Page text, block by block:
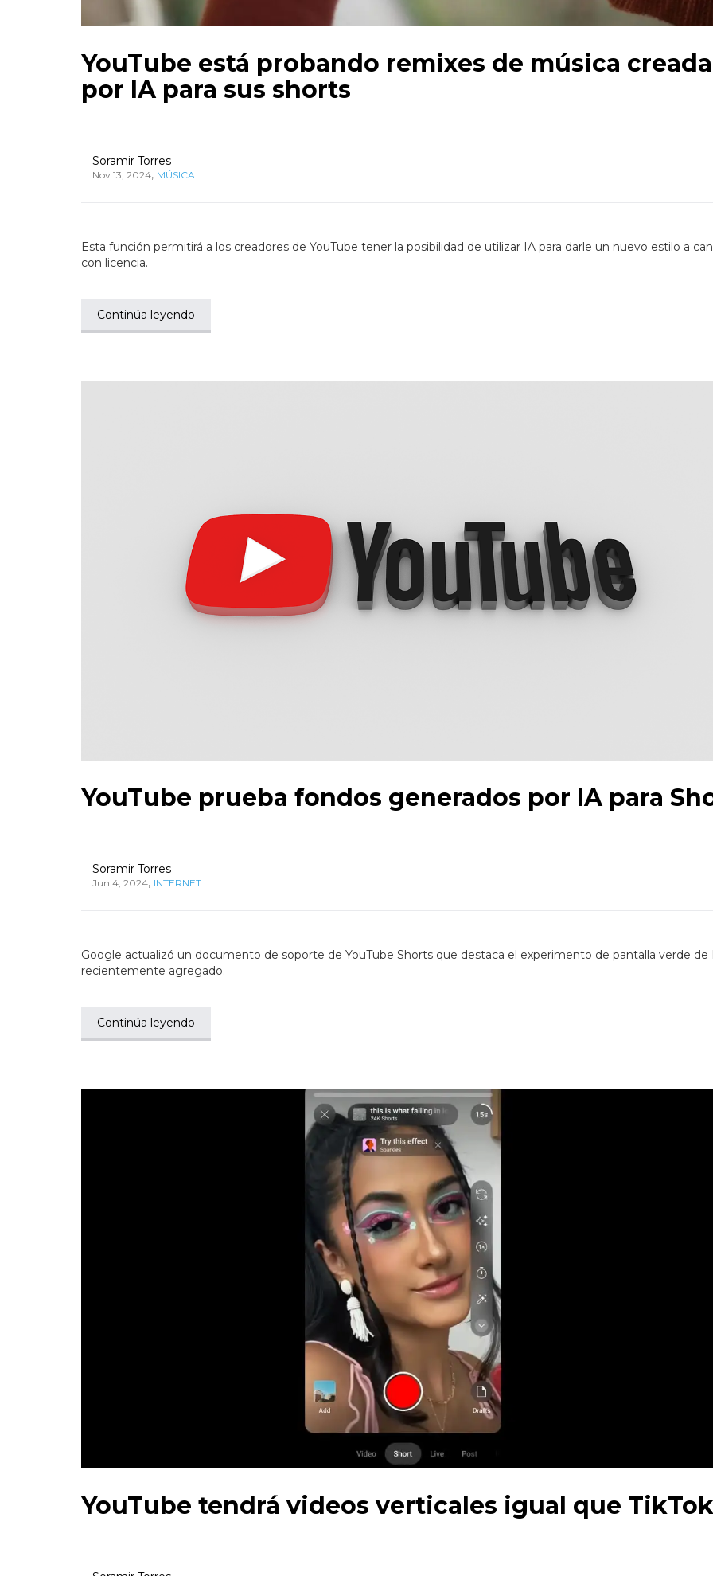
YouTube está probando remixes de música creada
por IA para sus shorts
Soramir Torres
Nov 13, 2024, MÚSICA
Esta función permitirá a los creadores de YouTube tener la posibilidad de utilizar IA para darle un nuevo estilo a
con licencia.
Continúa leyendo
YouTube prueba fondos generados por IA para
Soramir Torres
Jun 4, 2024, INTERNET
Google actualizó un documento de soporte de YouTube Shorts que destaca el experimento de pantalla verde de
recientemente agregado.
Continúa leyendo
YouTube tendrá videos verticales igual que TikTok